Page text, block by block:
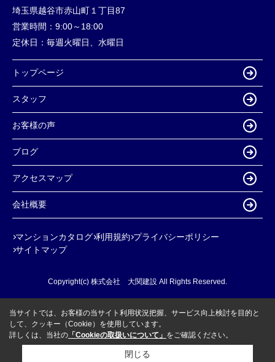
埼玉県越谷市赤山町１丁目87
営業時間： 9:00～18:00
定休日： 毎週火曜日、水曜日
トップページ
スタッフ
お客様の声
ブログ
アクセスマップ
会社概要
マンションカタログ 利用規約 プライバシーポリシー
サイトマップ
Copyright(c) 株式会社 大関建設 All Rights Reserved.
当サイトでは、お客様の当サイト利用状況把握、サービス向上検討を目的と
して、クッキー（Cookie）を使用しています。
詳しくは、当社の 「Cookieの取扱いについて」 をご確認ください。
閉じる